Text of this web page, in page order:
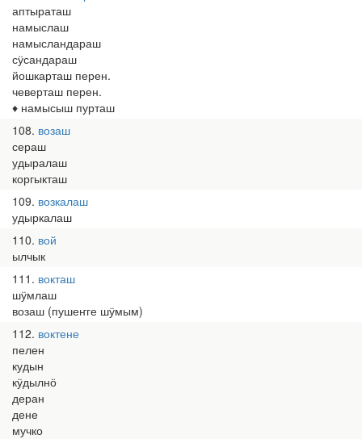
аптыраташ
намыслаш
намысландараш
сӱсандараш
йошкарташ перен.
чеверташ перен.
♦ намысыш пурташ
108 возаш
сераш
удыралаш
коргыкташ
109 возкалаш
удыркалаш
110 вой
ылчык
111 вокташ
шӱмлаш
возаш (пушеҥге шӱмым)
112 воктене
пелен
кудын
кӱдылнӧ
деран
дене
мучко